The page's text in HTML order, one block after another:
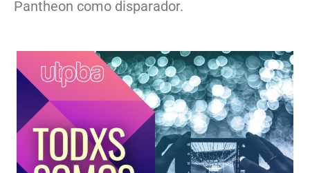
Pantheon como disparador.